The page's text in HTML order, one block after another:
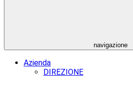
navigazione
Azienda
DIREZIONE